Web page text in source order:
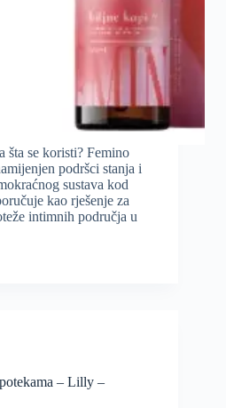
šta se koristi? Femino
podršci stanja i
sustava kod
kao rješenje za
intimnih područja u
– Lilly –